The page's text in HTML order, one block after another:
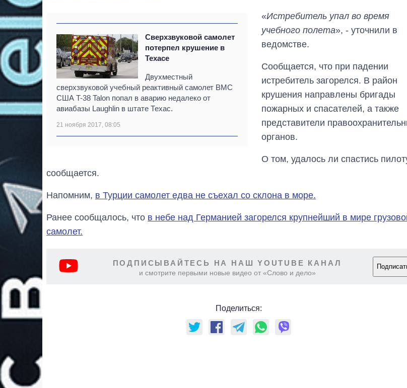
Сверхзвуковой самолет
потерпел крушение в
Техасе
Двухместный
сверхзвуковой учебный реактивный самолет ВМС
США T-38 Talon попал в аварию недалеко от
авиабазы Laughlin в штате Техас.
21 ноября 2017, 08:05
«Истребитель упал во время
учебного полета», - уточнили в
ведомстве.
Сообщается, что при падении
истребитель загорелся. В район
крушения направлены бригады
пожарных и спасателей, а также
представители
органов.
О том, удалось ли спастись
сообщается.
Напомним, в Турции самолет едва не съехал со склона в море.
Ранее сообщалось, что в небе над Германией загорелся крупнейший в мире
самолет.
ПОДПИСЫВАЙТЕСЬ НА НАШ YOUTUBE КАНАЛ
и смотрите первыми новые видео от «Слово и дело»
Поделиться:
Как